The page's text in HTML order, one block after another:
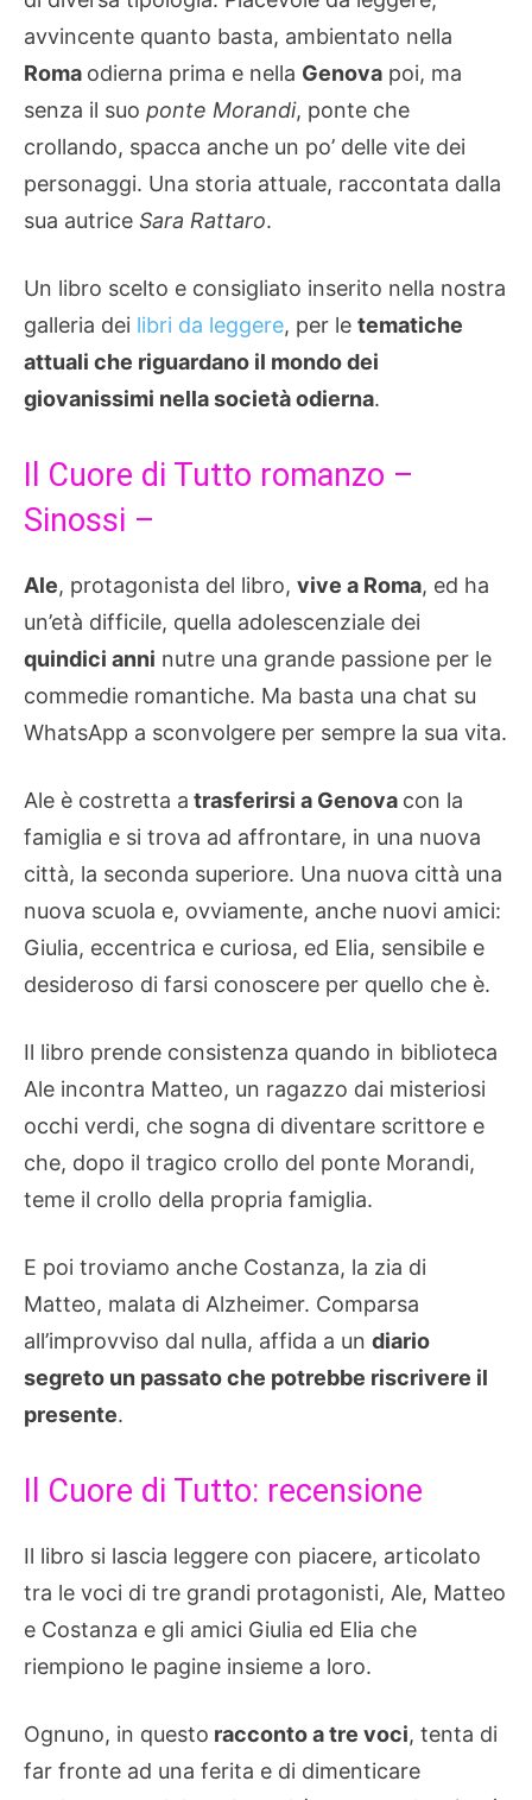
avvincente quanto basta, ambientato nella
Roma odierna prima e nella Genova poi, ma
senza il suo ponte Morandi, ponte che
crollando, spacca anche un po’ delle vite dei
personaggi. Una storia attuale, raccontata dalla
sua autrice Sara Rattaro.
Un libro scelto e consigliato inserito nella nostra
galleria dei libri da leggere, per le tematiche
attuali che riguardano il mondo dei
giovanissimi nella società odierna.
Il Cuore di Tutto romanzo –
Sinossi –
Ale, protagonista del libro, vive a Roma, ed ha
un’età difficile, quella adolescenziale dei
quindici anni nutre una grande passione per le
commedie romantiche. Ma basta una chat su
WhatsApp a sconvolgere per sempre la sua vita.
Ale è costretta a trasferirsi a Genova con la
famiglia e si trova ad affrontare, in una nuova
città, la seconda superiore. Una nuova città una
nuova scuola e, ovviamente, anche nuovi amici:
Giulia, eccentrica e curiosa, ed Elia, sensibile e
desideroso di farsi conoscere per quello che è.
Il libro prende consistenza quando in biblioteca
Ale incontra Matteo, un ragazzo dai misteriosi
occhi verdi, che sogna di diventare scrittore e
che, dopo il tragico crollo del ponte Morandi,
teme il crollo della propria famiglia.
E poi troviamo anche Costanza, la zia di
Matteo, malata di Alzheimer. Comparsa
all’improvviso dal nulla, affida a un diario
segreto un passato che potrebbe riscrivere il
presente.
Il Cuore di Tutto: recensione
Il libro si lascia leggere con piacere, articolato
tra le voci di tre grandi protagonisti, Ale, Matteo
e Costanza e gli amici Giulia ed Elia che
riempiono le pagine insieme a loro.
Ognuno, in questo racconto a tre voci, tenta di
far fronte ad una ferita e di dimenticare